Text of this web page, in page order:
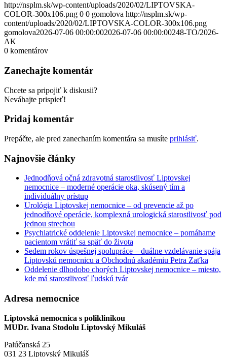
http://nsplm.sk/wp-content/uploads/2020/02/LIPTOVSKA-
COLOR-300x106.png 0 0 gomolova http://nsplm.sk/wp-
content/uploads/2020/02/LIPTOVSKA-COLOR-300x106.png
gomolova2026-07-06 00:00:002026-07-06 00:00:00248-TO/2026-
AK
0 komentárov
Zanechajte komentár
Chcete sa pripojiť k diskusii?
Neváhajte prispieť!
Pridaj komentár
Prepáčte, ale pred zanechaním komentára sa musíte prihlásiť.
Najnovšie články
Jednodňová očná zdravotná starostlivosť Liptovskej
nemocnice – moderné operácie oka, skúsený tím a
individuálny prístup
Urológia Liptovskej nemocnice – od prevencie až po
jednodňové operácie, komplexná urologická starostlivosť pod
jednou strechou
Psychiatrické oddelenie Liptovskej nemocnice – pomáhame
pacientom vrátiť sa späť do života
Sedem rokov úspešnej spolupráce – duálne vzdelávanie spája
Liptovskú nemocnicu a Obchodnú akadémiu Petra Zaťka
Oddelenie dlhodobo chorých Liptovskej nemocnice – miesto,
kde má starostlivosť ľudskú tvár
Adresa nemocnice
Liptovská nemocnica s poliklinikou
MUDr. Ivana Stodolu Liptovský Mikuláš
Palúčanská 25
031 23 Liptovský Mikuláš